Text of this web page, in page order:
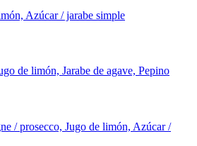
Azúcar / jarabe simple
de limón, Jarabe de agave, Pepino
/ prosecco, Jugo de limón, Azúcar /